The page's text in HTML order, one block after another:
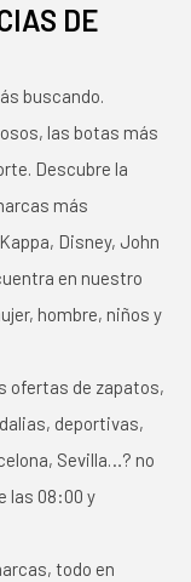
DE
buscando.
las botas más
Descubre la
más
Disney, John
en nuestro
hombre, niños y
ofertas de zapatos,
deportivas,
Sevilla…? no
las 08:00 y
todo en